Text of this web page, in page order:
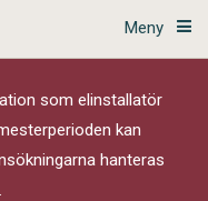
Meny
som elinstallatör
kan
hanteras